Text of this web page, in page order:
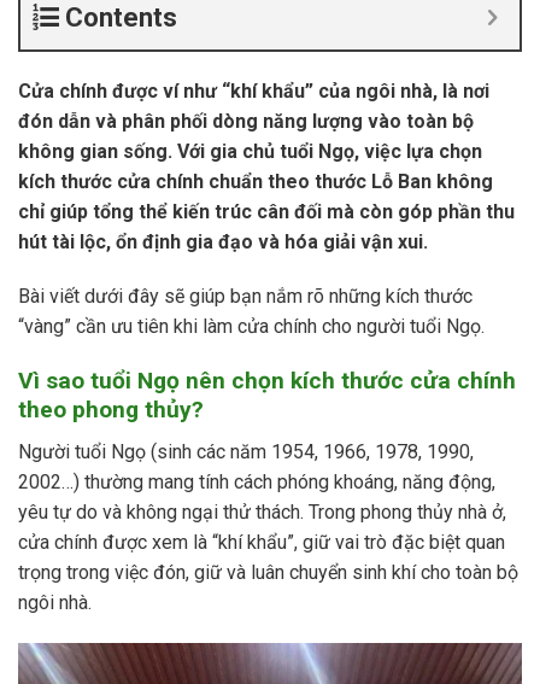
Contents
Cửa chính được ví như “khí khẩu” của ngôi nhà, là nơi
đón dẫn và phân phối dòng năng lượng vào toàn bộ
không gian sống. Với gia chủ tuổi Ngọ, việc lựa chọn
kích thước cửa chính chuẩn theo thước Lỗ Ban không
chỉ giúp tổng thể kiến trúc cân đối mà còn góp phần thu
hút tài lộc, ổn định gia đạo và hóa giải vận xui.
Bài viết dưới đây sẽ giúp bạn nắm rõ những kích thước
“vàng” cần ưu tiên khi làm cửa chính cho người tuổi Ngọ.
Vì sao tuổi Ngọ nên chọn kích thước cửa chính
theo phong thủy?
Người tuổi Ngọ (sinh các năm 1954, 1966, 1978, 1990,
2002…) thường mang tính cách phóng khoáng, năng động,
yêu tự do và không ngại thử thách. Trong phong thủy nhà ở,
cửa chính được xem là “khí khẩu”, giữ vai trò đặc biệt quan
trọng trong việc đón, giữ và luân chuyển sinh khí cho toàn bộ
ngôi nhà.